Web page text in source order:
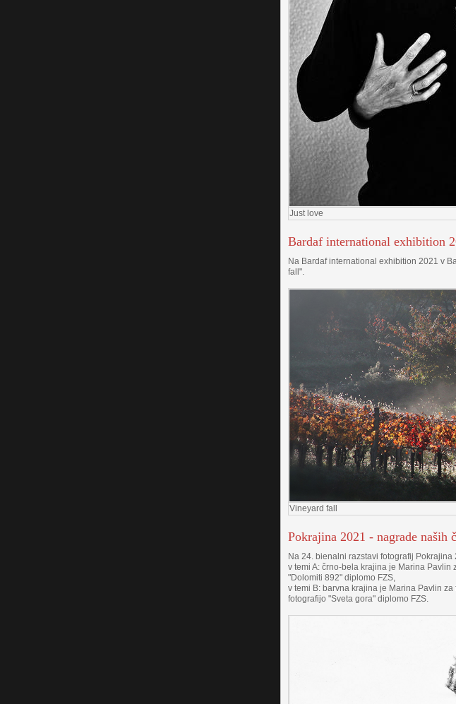
Just love
Bardaf international exhibition
Na Bardaf international exhibition 2021 v
fall".
Vineyard fall
Pokrajina 2021 - nagrade naših
Na 24. bienalni razstavi fotografij
v temi A: črno-bela krajina je Marina Pavlin
"Dolomiti 892" diplomo FZS,
v temi B: barvna krajina je Marina Pavlin
fotografijo "Sveta gora" diplomo FZS.